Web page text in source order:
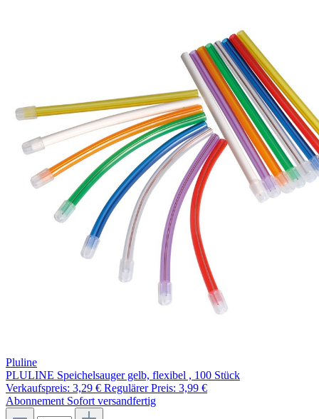
Pluline
PLULINE Speichelsauger gelb, flexibel , 100 Stück
Verkaufspreis: 3,29 € Regulärer Preis: 3,99 €
Abonnement Sofort versandfertig